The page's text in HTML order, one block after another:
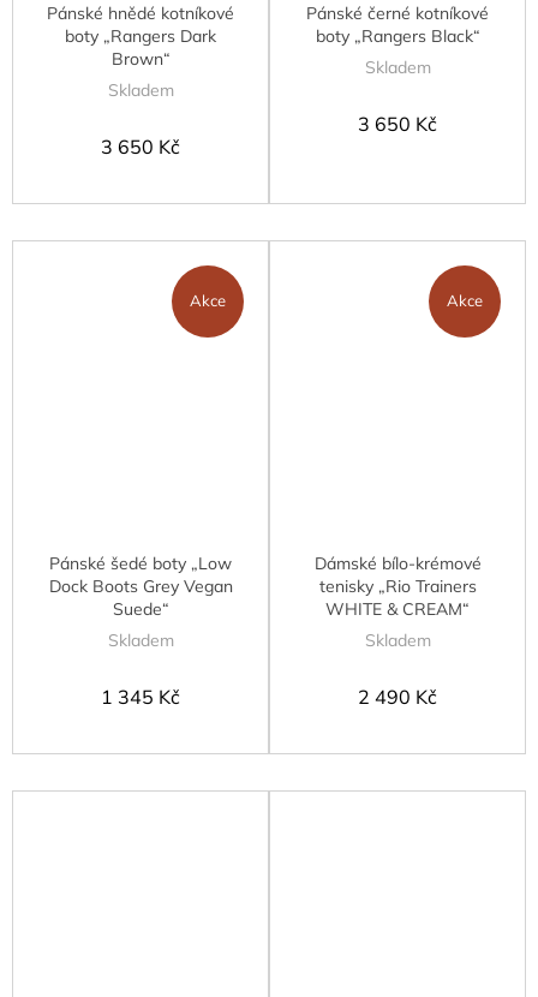
Pánské hnědé kotníkové
boty „Rangers Dark
Brown“
Skladem
3 650 Kč
Pánské černé kotníkové
boty „Rangers Black“
Skladem
3 650 Kč
Akce
Pánské šedé boty „Low
Dock Boots Grey Vegan
Suede“
Skladem
1 345 Kč
Akce
Dámské bílo-krémové
tenisky „Rio Trainers
WHITE & CREAM“
Skladem
2 490 Kč